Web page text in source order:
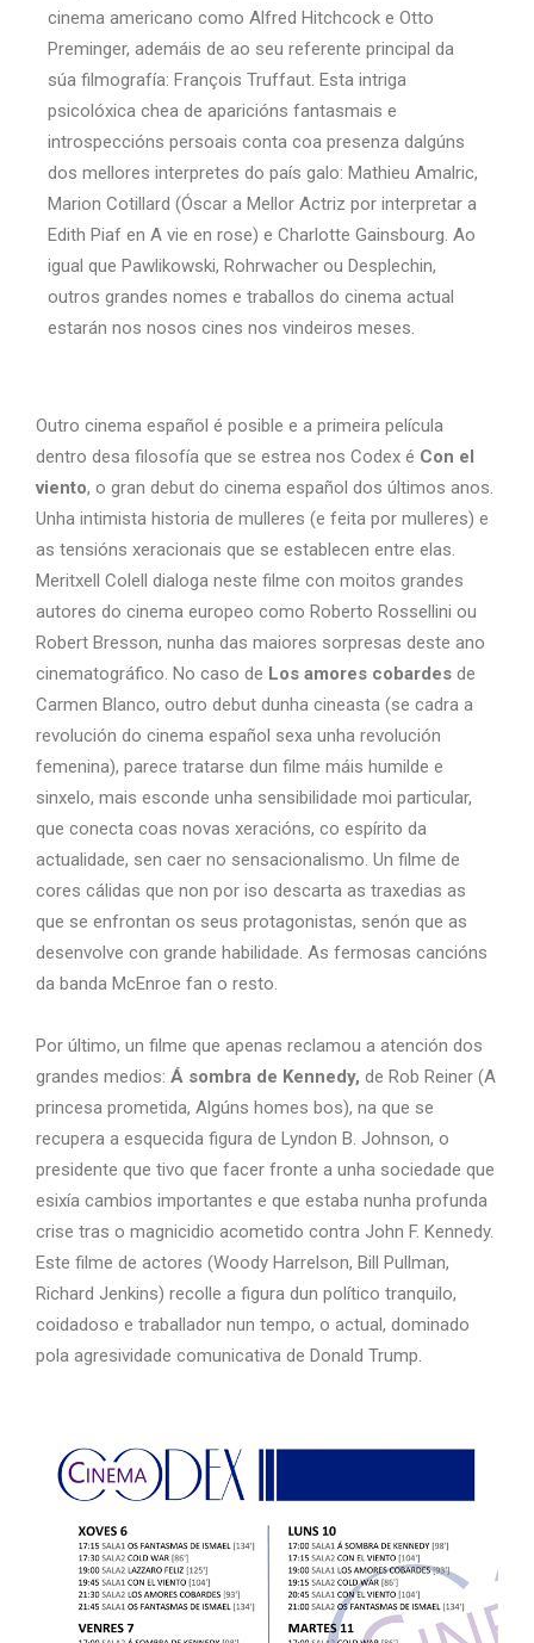
cinema americano como Alfred Hitchcock e Otto
Preminger, ademáis de ao seu referente principal da
súa filmografía: François Truffaut. Esta intriga
psicolóxica chea de aparicións fantasmais e
introspeccións persoais conta coa presenza dalgúns
dos mellores interpretes do país galo: Mathieu Amalric,
Marion Cotillard (Óscar a Mellor Actriz por interpretar a
Edith Piaf en A vie en rose) e Charlotte Gainsbourg. Ao
igual que Pawlikowski, Rohrwacher ou Desplechin,
outros grandes nomes e traballos do cinema actual
estarán nos nosos cines nos vindeiros meses.
Outro cinema español é posible e a primeira película
dentro desa filosofía que se estrea nos Codex é Con el
viento, o gran debut do cinema español dos últimos anos.
Unha intimista historia de mulleres (e feita por mulleres) e
as tensións xeracionais que se establecen entre elas.
Meritxell Colell dialoga neste filme con moitos grandes
autores do cinema europeo como Roberto Rossellini ou
Robert Bresson, nunha das maiores sorpresas deste ano
cinematográfico. No caso de Los amores cobardes de
Carmen Blanco, outro debut dunha cineasta (se cadra a
revolución do cinema español sexa unha revolución
femenina), parece tratarse dun filme máis humilde e
sinxelo, mais esconde unha sensibilidade moi particular,
que conecta coas novas xeracións, co espírito da
actualidade, sen caer no sensacionalismo. Un filme de
cores cálidas que non por iso descarta as traxedias as
que se enfrontan os seus protagonistas, senón que as
desenvolve con grande habilidade. As fermosas cancións
da banda McEnroe fan o resto.
Por último, un filme que apenas reclamou a atención dos
grandes medios: Á sombra de Kennedy, de Rob Reiner (A
princesa prometida, Algúns homes bos), na que se
recupera a esquecida figura de Lyndon B. Johnson, o
presidente que tivo que facer fronte a unha sociedade que
esixía cambios importantes e que estaba nunha profunda
crise tras o magnicidio acometido contra John F. Kennedy.
Este filme de actores (Woody Harrelson, Bill Pullman,
Richard Jenkins) recolle a figura dun político tranquilo,
coidadoso e traballador nun tempo, o actual, dominado
pola agresividade comunicativa de Donald Trump.